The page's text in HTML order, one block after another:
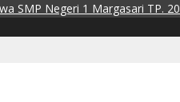
SMP Negeri 1 Margasari TP.